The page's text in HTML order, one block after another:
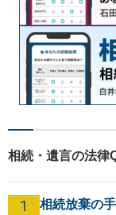
相続・遺言の法律
1
相続放棄の